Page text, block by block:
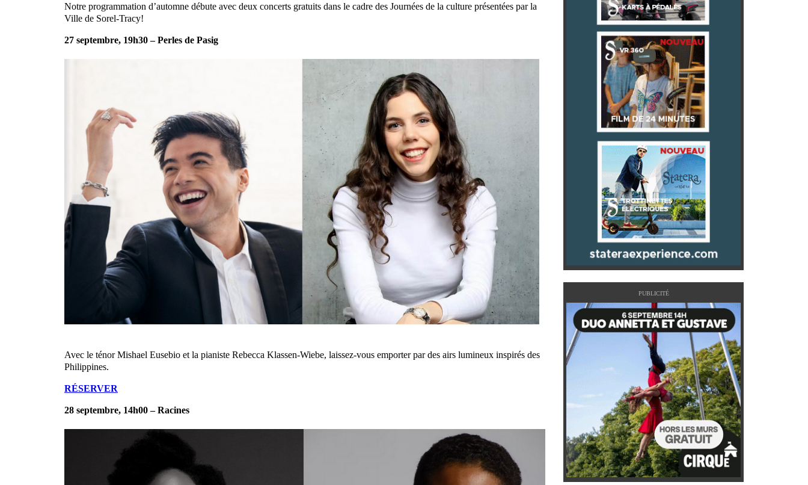
Notre programmation d’automne débute avec deux concerts gratuits dans le cadre des Journées de la culture présentées par la
Ville de Sorel-Tracy!
27 septembre, 19h30 – Perles de Pasig
Avec le ténor Mishael Eusebio et la pianiste Rebecca Klassen-Wiebe, laissez-vous emporter par des airs lumineux inspirés des
Philippines.
RÉSERVER
28 septembre, 14h00 – Racines
PUBLICITÉ